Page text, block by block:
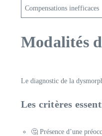
Compensations inefficaces
Modalités
Le diagnostic de la
Les critères
🤔 Présence d’une